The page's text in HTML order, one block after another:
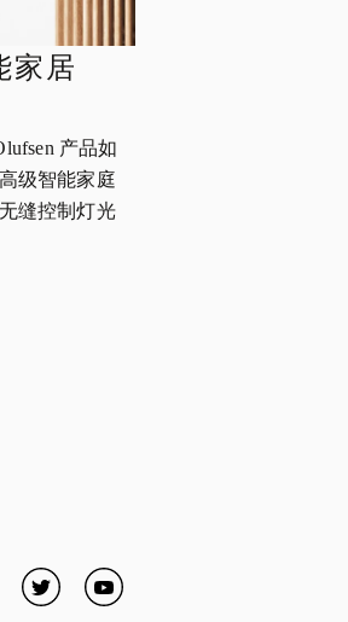
家居
产品如
级智能家庭
缝控制灯光
in New Tab
Opens in New Tab
TwitterLink Opens in New Tab
YouTubeLink Opens in New Tab